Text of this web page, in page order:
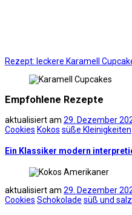
Rezept: leckere Karamell
Empfohlene Rezepte
aktualisiert am 29. Dezember
Cookies Kokos süße Kleinigkeiten
Ein Klassiker modern
aktualisiert am 29. Dezember
Cookies Schokolade süß und